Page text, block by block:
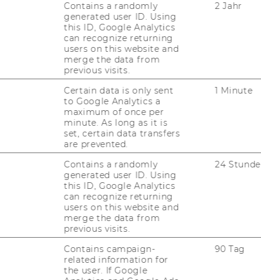
Call for Ap­p­li­ca­ti­ons:
Con­sti­tu­tio­nal Ju­ris­pru­
dence as a Core Na­tio­nal
and Eu­ropean Legal Pa­ra­
digm – 1 Fe­bruary 2026
De­tailier­te In­for­ma­tio­nen
ent­neh­men Sie bitte dem
Link.
Contains a randomly
generated user ID. Using
this ID, Google Analytics
can recognize returning
users on this website and
merge the data from
previous visits.
2 Jahr
Certain data is only sent
to Google Analytics a
maximum of once per
minute. As long as it is
set, certain data transfers
are prevented.
1 Minute
Contains a randomly
generated user ID. Using
this ID, Google Analytics
can recognize returning
users on this website and
merge the data from
previous visits.
24 Stunde
Contains campaign-
related information for
the user. If Google
90 Tag